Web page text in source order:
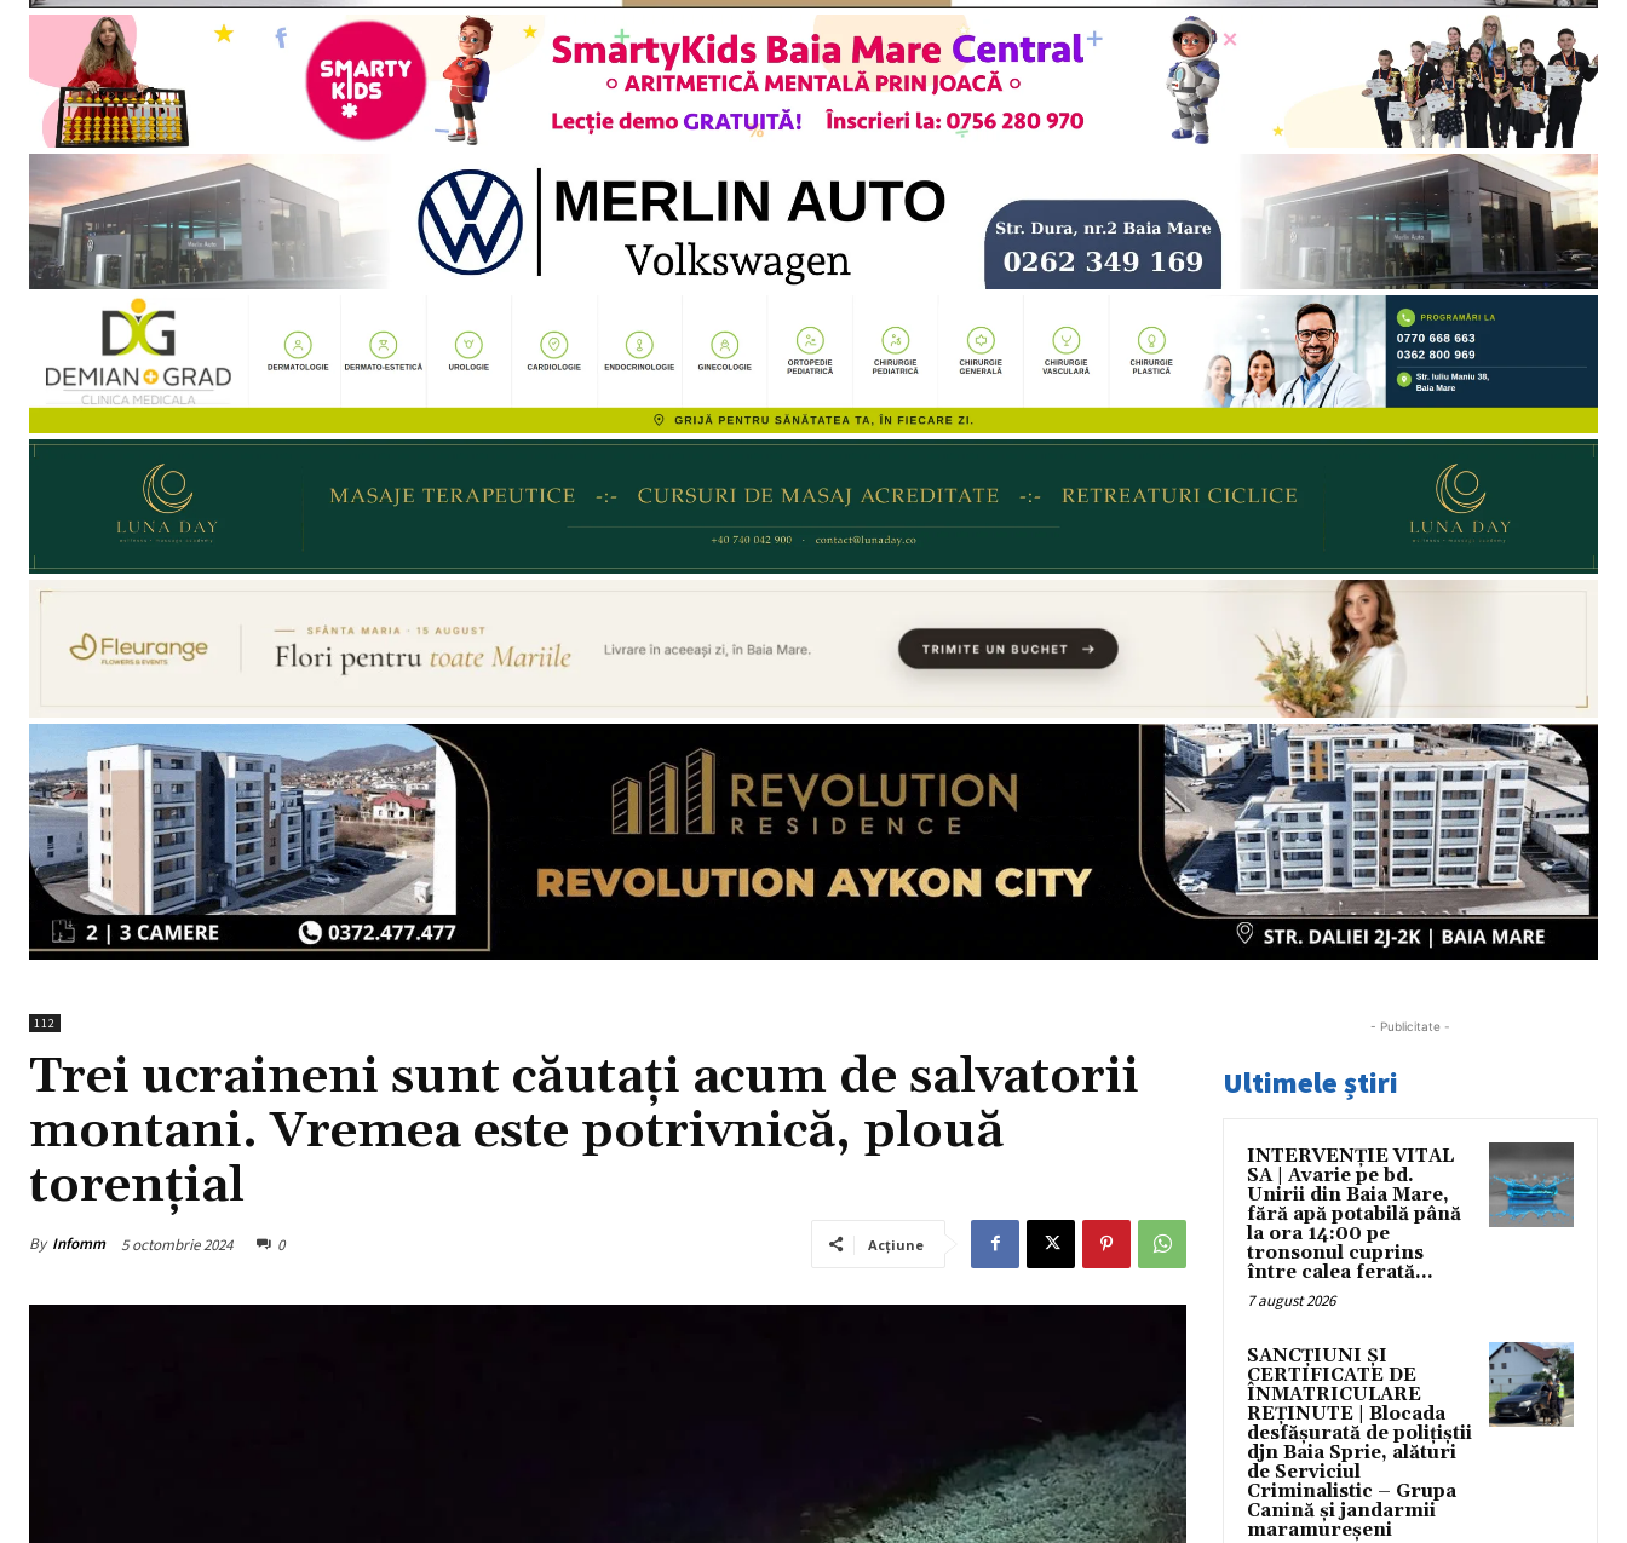
112
Trei ucraineni sunt căutați acum de salvatorii
montani. Vremea este potrivnică, plouă
torențial
By Infomm 5 octombrie 2024 0 Acțiune
- Publicitate -
Ultimele știri
INTERVENȚIE VITAL
SA | Avarie pe bd.
Unirii din Baia Mare,
fără apă potabilă până
la ora 14:00 pe
tronsonul cuprins
între calea ferată...
7 august 2026
SANCȚIUNI ȘI
CERTIFICATE DE
ÎNMATRICULARE
REȚINUTE | Blocada
desfășurată de polițiștii
djn Baia Sprie, alături
de Serviciul
Criminalistic – Grupa
Canină și jandarmii
maramureșeni